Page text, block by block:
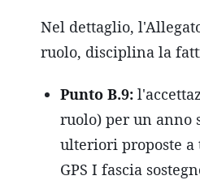
Nel dettaglio,
ruolo, disciplina la
Punto B.9:
ruolo) per un anno
ulteriori proposte a
GPS I fascia